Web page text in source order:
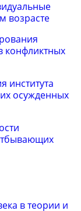
возрасте
конфликтных
института
осужденных
в теории и